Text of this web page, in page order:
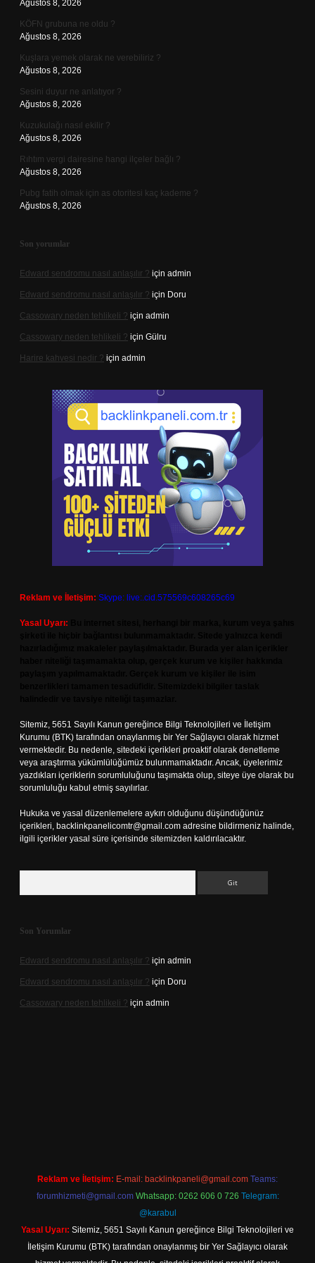
Ağustos 8, 2026
KÖFN grubuna ne oldu ?
Ağustos 8, 2026
Kuşlara yemek olarak ne verebiliriz ?
Ağustos 8, 2026
Sesini duyur ne anlatıyor ?
Ağustos 8, 2026
Kuzukulağı nasıl ekilir ?
Ağustos 8, 2026
Rıhtım vergi dairesine hangi ilçeler bağlı ?
Ağustos 8, 2026
Pubg fatih olmak için as otoritesi kaç kademe ?
Ağustos 8, 2026
Son yorumlar
Edward sendromu nasıl anlaşılır ? için admin
Edward sendromu nasıl anlaşılır ? için Doru
Cassowary neden tehlikeli ? için admin
Cassowary neden tehlikeli ? için Gülru
Harire kahvesi nedir ? için admin
Reklam ve İletişim: Skype: live:.cid.575569c608265c69
Yasal Uyarı:
Sitemiz, 5651 Sayılı Kanun gereğince Bilgi Teknolojileri ve İletişim
Kurumu (BTK) tarafından onaylanmış bir Yer Sağlayıcı olarak hizmet
vermektedir. Bu nedenle, sitedeki içerikleri proaktif olarak denetleme
veya araştırma yükümlülüğümüz bulunmamaktadır. Ancak, üyelerimiz
yazdıkları içeriklerin sorumluluğunu taşımakta olup, siteye üye olarak bu
sorumluluğu kabul etmiş sayılırlar.
Hukuka ve yasal düzenlemelere aykırı olduğunu düşündüğünüz
içerikleri, backlinkpanelicomtr@gmail.com adresine bildirmeniz halinde,
ilgili içerikler yasal süre içerisinde sitemizden kaldırılacaktır.
Son Yorumlar
Edward sendromu nasıl anlaşılır ? için admin
Edward sendromu nasıl anlaşılır ? için Doru
Cassowary neden tehlikeli ? için admin
Reklam ve İletişim: E-mail: backlinkpaneli@gmail.com Teams:
forumhizmeti@gmail.com Whatsapp: 0262 606 0 726 Telegram:
@karabul
Yasal Uyarı: Sitemiz, 5651 Sayılı Kanun gereğince Bilgi Teknolojileri ve
İletişim Kurumu (BTK) tarafından onaylanmış bir Yer Sağlayıcı olarak